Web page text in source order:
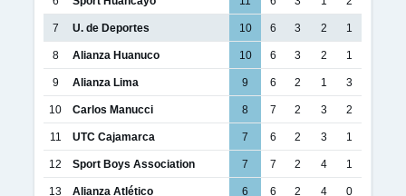
7 U. de Deportes 10 6 3 2 1
8 Alianza Huanuco 10 6 3 2 1
9 Alianza Lima 9 6 2 1 3
10 Carlos Manucci 8 7 2 3 2
11 UTC Cajamarca 7 6 2 3 1
12 Sport Boys Association 7 7 2 4 1
13 Alianza Atlético 6 6 2 4 0